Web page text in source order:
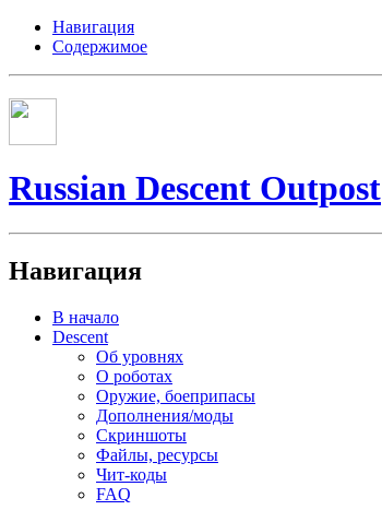
Навигация
Содержимое
Russian Descent Outpost
Навигация
В начало
Descent
Об уровнях
О роботах
Оружие, боеприпасы
Дополнения/моды
Скриншоты
Файлы, ресурсы
Чит-коды
FAQ